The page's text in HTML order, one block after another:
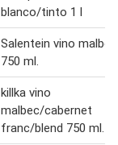
blanco/tinto 1 l
Salentein vino malbec
750 ml.
killka vino
malbec/cabernet
franc/blend 750 ml.